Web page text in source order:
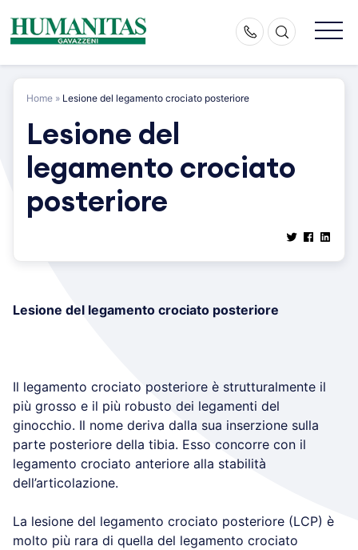
content
Home » Lesione del legamento crociato posteriore
Lesione del
legamento crociato
posteriore
Lesione del legamento crociato posteriore
Il legamento crociato posteriore è strutturalmente il
più grosso e il più robusto dei legamenti del
ginocchio. Il nome deriva dalla sua inserzione sulla
parte posteriore della tibia. Esso concorre con il
legamento crociato anteriore alla stabilità
dell’articolazione.
La lesione del legamento crociato posteriore (LCP) è
molto più rara di quella del legamento crociato